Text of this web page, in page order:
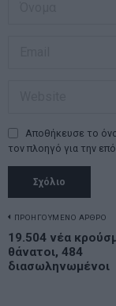
Αποθήκευσε το
τον πλοηγό για την
άρθρων
ΠΡΟΗΓΟΥΜΕΝΟ ΑΡΘΡΟ
Previous
post:
19.504 νέα
θάνατοι, 484
διασωληνωμένοι